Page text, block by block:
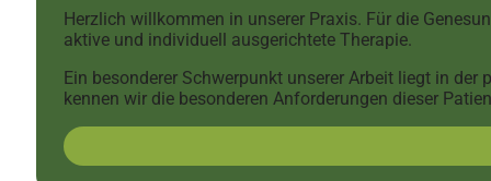
Herzlich willkommen in unserer Praxis. Für die
aktive und individuell ausgerichtete Therapie.
Ein besonderer Schwerpunkt unserer Arbeit liegt in
kennen wir die besonderen Anforderungen dieser